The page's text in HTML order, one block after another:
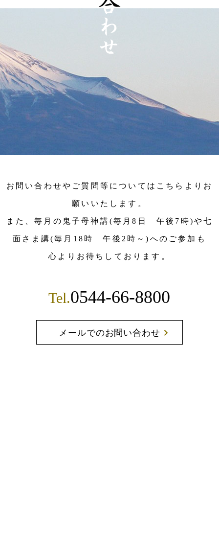
お問い合わせやご質問等についてはこちらよりお
願いいたします。
また、毎月の鬼子母神講(毎月8日 午後7時)や七
面さま講(毎月18時 午後2時～)へのご参加も
心よりお待ちしております。
Tel.0544-66-8800
メールでのお問い合わせ